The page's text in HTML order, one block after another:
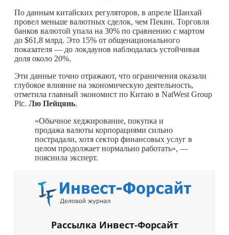
По данным китайских регуляторов, в апреле Шанхай
провел меньше валютных сделок, чем Пекин. Торговля
банков валютой упала на 30% по сравнению с мартом
до $61,8 млрд. Это 15% от общенационального
показателя — до локдаунов наблюдалась устойчивая
доля около 20%.
Эти данные точно отражают, что ограничения оказали
глубокое влияние на экономическую деятельность,
отметила главный экономист по Китаю в NatWest Group
Plc. Лю Пейцянь.
«Обычное хеджирование, покупка и
продажа валюты корпорациями сильно
пострадали, хотя сектор финансовых услуг в
целом продолжает нормально работать», —
пояснила эксперт.
Рассылка Инвест-Форсайт